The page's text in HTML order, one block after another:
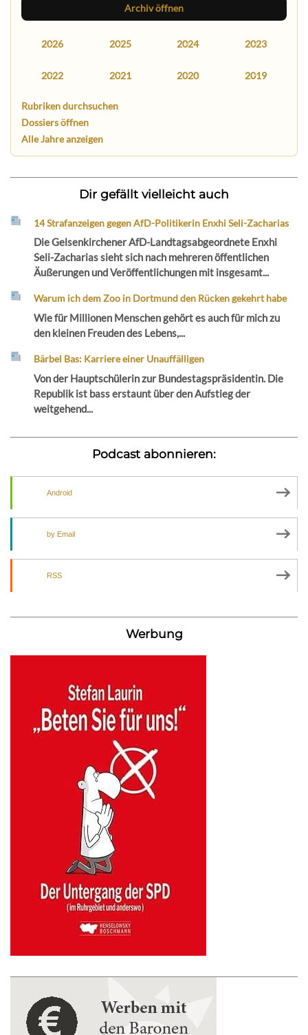
Archiv öffnen
2026 2025 2024 2023
2022 2021 2020 2019
Rubriken durchsuchen
Dossiers öffnen
Alle Jahre anzeigen
Dir gefällt vielleicht auch
14 Strafanzeigen gegen AfD-Politikerin Enxhi Seli-Zacharias
Die Gelsenkirchener AfD-Landtagsabgeordnete Enxhi
Seli-Zacharias sieht sich nach mehreren öffentlichen
Äußerungen und Veröffentlichungen mit insgesamt...
Warum ich dem Zoo in Dortmund den Rücken gekehrt habe
Wie für Millionen Menschen gehört es auch für mich zu
den kleinen Freuden des Lebens,...
Bärbel Bas: Karriere einer Unauffälligen
Von der Hauptschülerin zur Bundestagspräsidentin. Die
Republik ist bass erstaunt über den Aufstieg der
weitgehend...
Podcast abonnieren:
Android
by Email
RSS
Werbung